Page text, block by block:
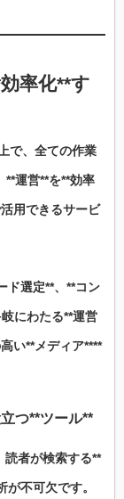
率化**す
で、全ての作業
**運営**を**効率
用できるサービ
ド選定**、**コン
にわたる**運営
い**メディア****
つ**ツール**
読者が検索する**
不可欠です。